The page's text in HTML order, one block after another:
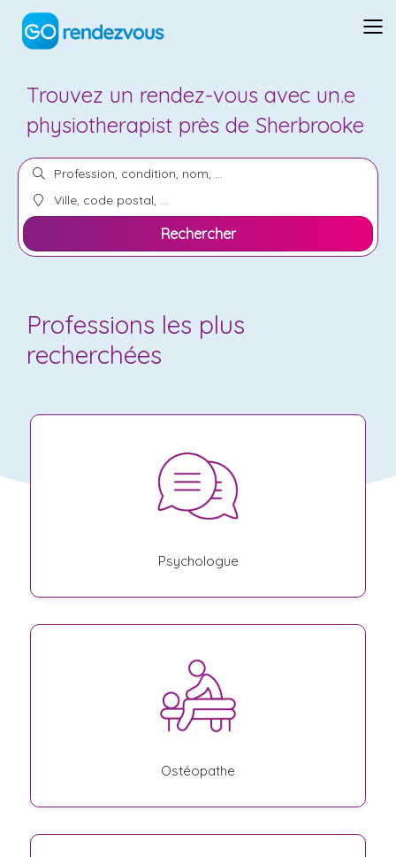
Trouvez un rendez-vous avec un.e
physiotherapist près de Sherbrooke
Rechercher
Professions les plus
recherchées
Psychologue
Ostéopathe